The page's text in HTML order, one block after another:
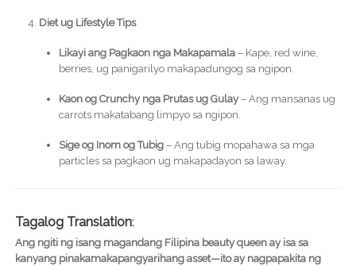
Diet ug Lifestyle Tips
Likayi ang Pagkaon nga Makapamala– Kape, red wine,
berries, ug panigarilyo makapadungog sa ngipon.
Kaon og Crunchy nga Prutas ug Gulay– Ang mansanas ug
carrots makatabang limpyo sa ngipon.
Sige og Inom og Tubig– Ang tubig mopahawa sa mga
particles sa pagkaon ug makapadayon sa laway.
Tagalog Translation:
Ang ngiti ng isang magandang Filipina beauty queen ay isa sa
kanyang pinakamakapangyarihang asset—ito ay nagpapakita ng